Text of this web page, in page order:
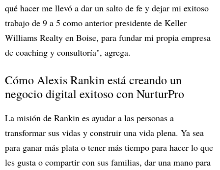
qué hacer me llevó a dar un salto de fe y dejar mi exitoso
trabajo de 9 a 5 como anterior presidente de Keller
Williams Realty en Boise, para fundar mi propia empresa
de coaching y consultoría", agrega.
Cómo Alexis Rankin está creando un
negocio digital exitoso con NurturPro
La misión de Rankin es ayudar a las personas a
transformar sus vidas y construir una vida plena. Ya sea
para ganar más plata o tener más tiempo para hacer lo que
les gusta o compartir con sus familias, dar una mano para